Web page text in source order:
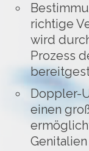
richtige
wird
Prozess
Doppler-
einen